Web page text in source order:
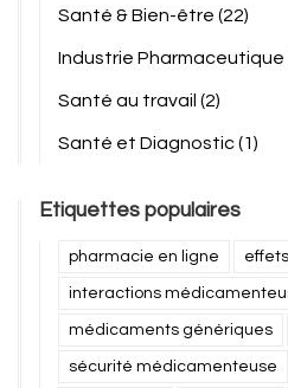
Santé & Bien-être (22)
Industrie Pharmaceutique
Santé au travail (2)
Santé et Diagnostic(1)
Etiquettes populaires
pharmacie en ligne
interactions
médicaments génériques
sécurité médicamenteuse